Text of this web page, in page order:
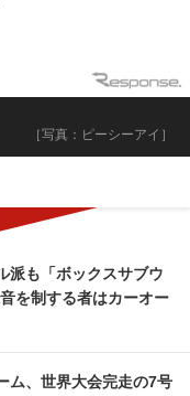
［写真：ピーシーアイ］
派も「ボックスサブウ
を制する者はカーオー
ム、世界大会完走の7号